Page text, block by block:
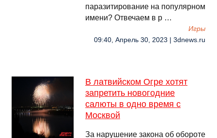
паразитирование на популярном
имени? Отвечаем в р …
Игры
09:40, Апрель 30, 2023 | 3dnews.ru
В латвийском Огре хотят
запретить новогодние
салюты в одно время с
Москвой
За нарушение закона об обороте